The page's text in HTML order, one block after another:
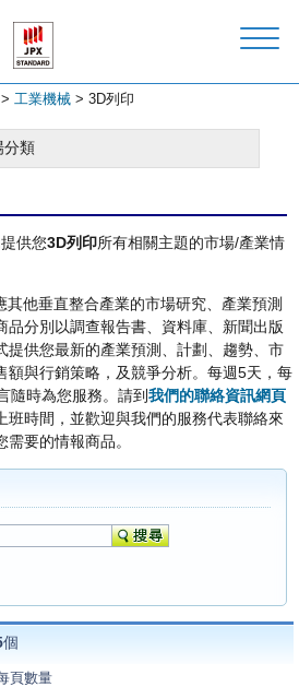
>工業機械 > 3D列印
分類
提供您3D列印所有相關主題的市場/產業情
其他垂直整合產業的市場研究、產業預測
品分別以調查報告書、資料庫、新聞出版
提供您最新的產業預測、計劃、趨勢、市
額與行銷策略，及競爭分析。每週5天，每
隨時為您服務。請到我們的聯絡資訊網頁
班時間，並歡迎與我們的服務代表聯絡來
要的情報商品。
個
頁數量